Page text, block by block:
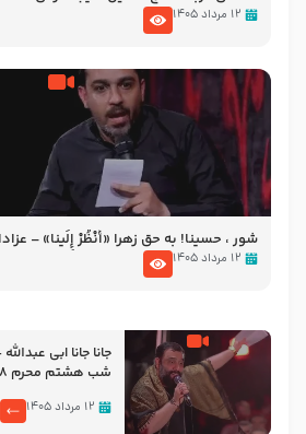
۱۲ مرداد ۱۴۰۵
شور ، حسینا! به‌ حق زهرا «أُنْظُرْ إِلَینا» –
محرّم 1405
۱۲ مرداد ۱۴۰۵
جانا جانا ابی
۱۲ مرداد ۱۴۰۵